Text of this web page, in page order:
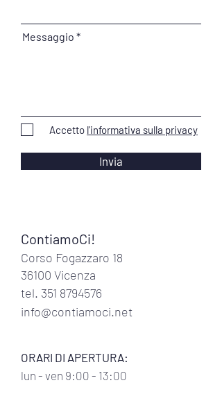
ContiamoCi!
Corso Fogazzaro 18
36100 Vicenza
tel. 351 8794576
info@contiamoci.net
ORARI DI APERTURA:
lun - ven 9:00 - 13:00
Messaggio
Accetto l'informativa sulla privacy
Invia